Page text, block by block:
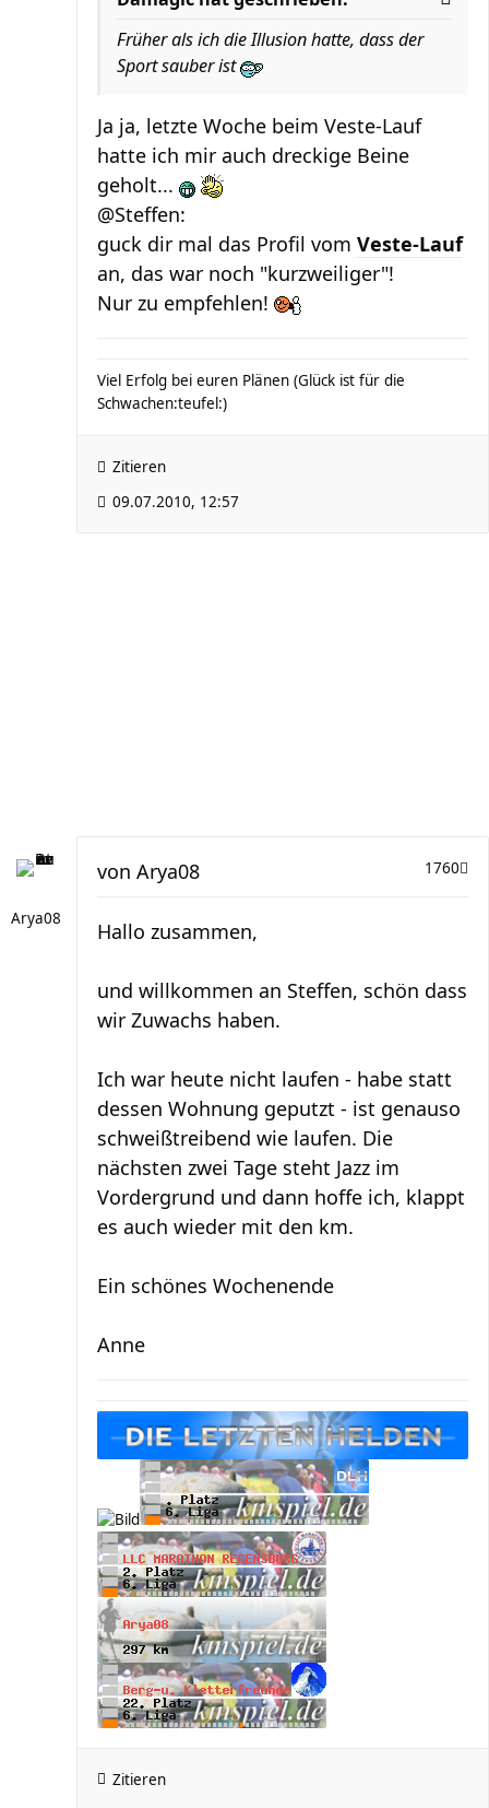
Früher als ich die Illusion hatte, dass der
Sport sauber ist
Ja ja, letzte Woche beim Veste-Lauf
hatte ich mir auch dreckige Beine
geholt...
@Steffen:
guck dir mal das Profil vom Veste-Lauf
an, das war noch "kurzweiliger"!
Nur zu empfehlen!
Viel Erfolg bei euren Plänen (Glück ist für die
Schwachen:teufel:)
Zitieren
09.07.2010, 12:57
Arya08
1760
von Arya08
Hallo zusammen,
und willkommen an Steffen, schön dass
wir Zuwachs haben.
Ich war heute nicht laufen - habe statt
dessen Wohnung geputzt - ist genauso
schweißtreibend wie laufen. Die
nächsten zwei Tage steht Jazz im
Vordergrund und dann hoffe ich, klappt
es auch wieder mit den km.
Ein schönes Wochenende
Anne
Zitieren